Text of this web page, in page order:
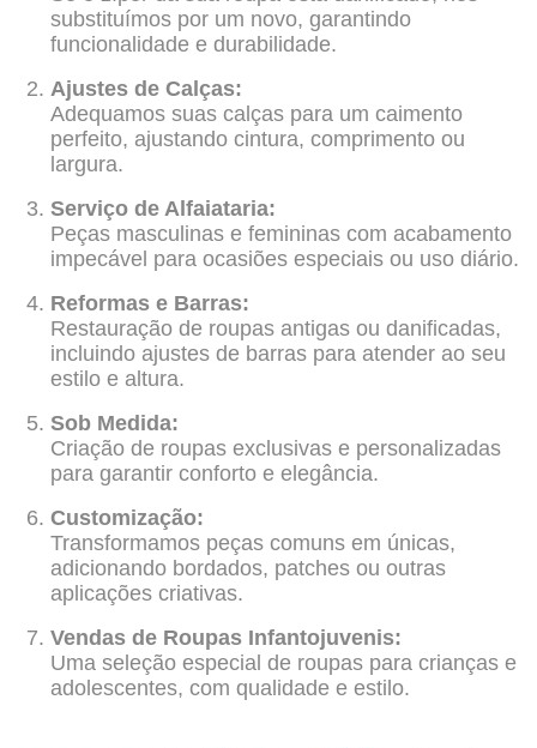
substituímos por um novo, garantindo
funcionalidade e durabilidade.
Ajustes de Calças:
Adequamos suas calças para um caimento
perfeito, ajustando cintura, comprimento ou
largura.
Serviço de Alfaiataria:
Peças masculinas e femininas com acabamento
impecável para ocasiões especiais ou uso diário.
Reformas e Barras:
Restauração de roupas antigas ou danificadas,
incluindo ajustes de barras para atender ao seu
estilo e altura.
Sob Medida:
Criação de roupas exclusivas e personalizadas
para garantir conforto e elegância.
Customização:
Transformamos peças comuns em únicas,
adicionando bordados, patches ou outras
aplicações criativas.
Vendas de Roupas Infantojuvenis:
Uma seleção especial de roupas para crianças e
adolescentes, com qualidade e estilo.